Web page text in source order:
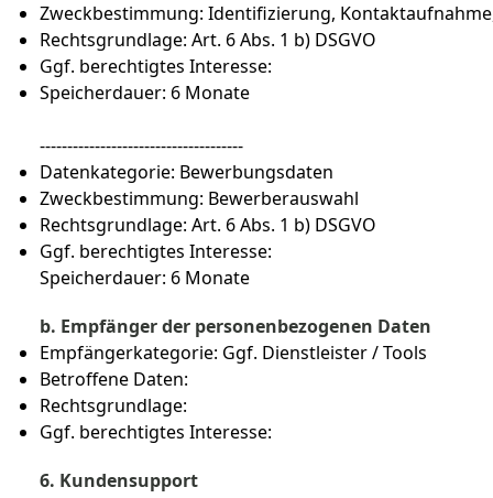
Zweckbestimmung: Identifizierung,
Rechtsgrundlage: Art. 6 Abs. 1 b) DSGVO
Ggf. berechtigtes Interesse:
Speicherdauer: 6 Monate
-------------------------------------
Datenkategorie: Bewerbungsdaten
Zweckbestimmung: Bewerberauswahl
Rechtsgrundlage: Art. 6 Abs. 1 b) DSGVO
Ggf. berechtigtes Interesse:
Speicherdauer: 6 Monate
b. Empfänger der personenbezogenen Daten
Empfängerkategorie: Ggf. Dienstleister / Tools
Betroffene Daten:
Rechtsgrundlage:
Ggf. berechtigtes Interesse:
6. Kundensupport